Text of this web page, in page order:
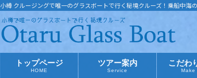
小樽 クルージングで唯一のグラスボートで行く秘境クルーズ！乗船中海
トップページ
HOME
ツアー案内
Service
こだわ
Make